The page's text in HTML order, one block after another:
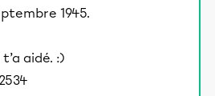
1945.
aidé. :)